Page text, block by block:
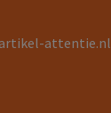
attentie.nl